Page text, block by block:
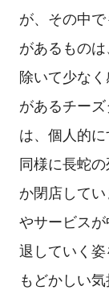
が、その中
があるもの
除いて少な
があるチー
は、個人的
同様に長蛇
か閉店して
やサービス
退していく
もどかしい気